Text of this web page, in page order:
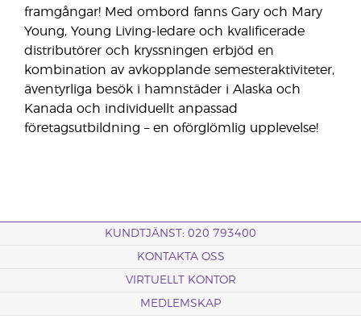
framgångar! Med ombord fanns Gary och Mary
Young, Young Living-ledare och kvalificerade
distributörer och kryssningen erbjöd en
kombination av avkopplande semesteraktiviteter,
äventyrliga besök i hamnstäder i Alaska och
Kanada och individuellt anpassad
företagsutbildning – en oförglömlig upplevelse!
KUNDTJÄNST: 020 793400
KONTAKTA OSS
VIRTUELLT KONTOR
MEDLEMSKAP